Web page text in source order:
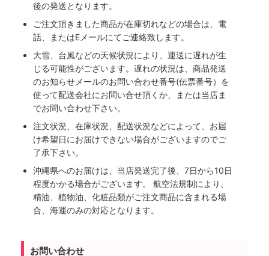
後の発送となります。
ご注文頂きました商品が在庫切れなどの場合は、電
話、またはEメールにてご連絡致します。
大雪、台風などの天候状況により、運送に遅れが生
じる可能性がございます。遅れの状況は、商品発送
のお知らせメールのお問い合わせ番号(伝票番号）を
使って配送会社にお問い合せ頂くか、または当店ま
でお問い合わせ下さい。
注文状況、在庫状況、配送状況などによって、お届
け希望日にお届けできない場合がございますのでご
了承下さい。
沖縄県へのお届けは、当店発送完了後、7日から10日
程度かかる場合がございます。 航空法規制により、
精油、植物油、化粧品類がご注文商品に含まれる場
合、海運のみの対応となります。
お問い合わせ